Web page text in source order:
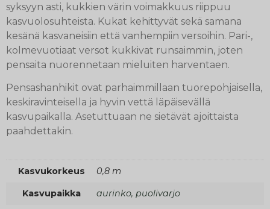
syksyyn asti, kukkien värin voimakkuus riippuu
kasvuolosuhteista. Kukat kehittyvät sekä samana
kesänä kasvaneisiin että vanhempiin versoihin. Pari-,
kolmevuotiaat versot kukkivat runsaimmin, joten
pensaita nuorennetaan mieluiten harventaen.
Pensashanhikit ovat parhaimmillaan tuorepohjaisella,
keskiravinteisella ja hyvin vettä läpäisevällä
kasvupaikalla. Asetuttuaan ne sietävät ajoittaista
paahdettakin.
Kasvukorkeus 0,8 m
Kasvupaikka aurinko, puolivarjo